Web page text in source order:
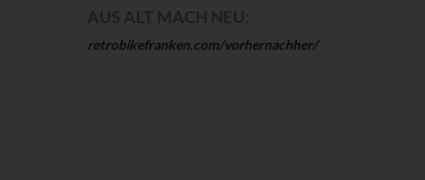
retrobikefranken.com/vorhernachher/